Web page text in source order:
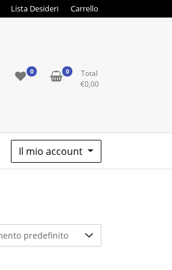
Lista Desideri Carrello
0 0
Total
€0,00
Il mio account